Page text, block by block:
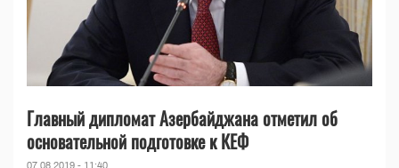
Главный дипломат Азербайджана отметил об
основательной подготовке к КЕФ
07.08.2019 - 11:40